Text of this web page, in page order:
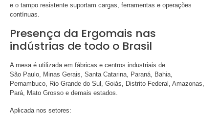
e o tampo resistente suportam cargas, ferramentas e operações
contínuas.
Presença da Ergomais nas
indústrias de todo o Brasil
A mesa é utilizada em fábricas e centros industriais de
São Paulo, Minas Gerais, Santa Catarina, Paraná, Bahia,
Pernambuco, Rio Grande do Sul, Goiás, Distrito Federal, Amazonas,
Pará, Mato Grosso e demais estados.
Aplicada nos setores: